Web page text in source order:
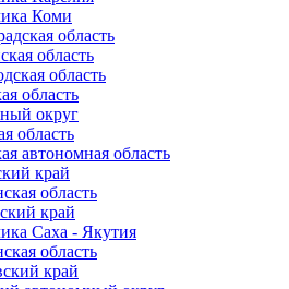
Коми
область
область
область
область
округ
область
автономная область
край
область
край
Саха - Якутия
область
край